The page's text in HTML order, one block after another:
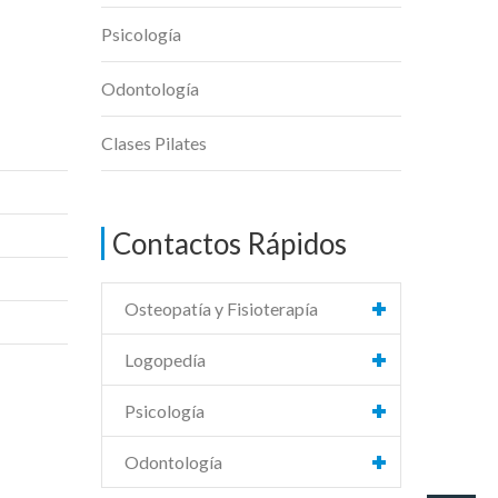
Psicología
Odontología
Clases Pilates
Contactos Rápidos
Osteopatía y Fisioterapía
Logopedía
Psicología
Odontología